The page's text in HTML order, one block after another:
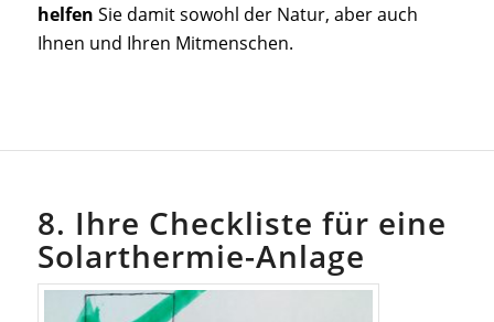
helfen Sie damit sowohl der Natur, aber auch
Ihnen und Ihren Mitmenschen.
8. Ihre Checkliste für eine
Solarthermie-Anlage